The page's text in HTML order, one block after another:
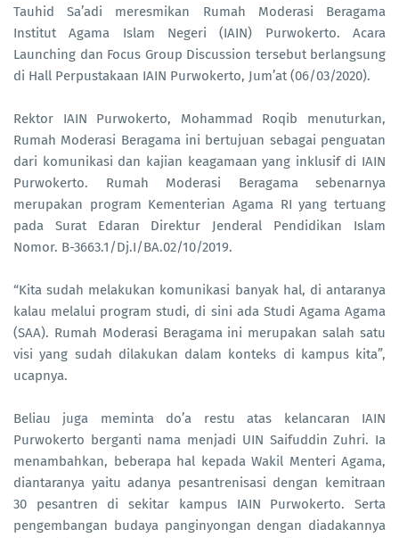
Tauhid Sa’adi meresmikan Rumah Moderasi Beragama
Institut Agama Islam Negeri (IAIN) Purwokerto. Acara
Launching dan Focus Group Discussion tersebut berlangsung
di Hall Perpustakaan IAIN Purwokerto, Jum’at (06/03/2020).
Rektor IAIN Purwokerto, Mohammad Roqib menuturkan,
Rumah Moderasi Beragama ini bertujuan sebagai penguatan
dari komunikasi dan kajian keagamaan yang inklusif di IAIN
Purwokerto. Rumah Moderasi Beragama sebenarnya
merupakan program Kementerian Agama RI yang tertuang
pada Surat Edaran Direktur Jenderal Pendidikan Islam
Nomor. B-3663.1/Dj.I/BA.02/10/2019.
“Kita sudah melakukan komunikasi banyak hal, di antaranya
kalau melalui program studi, di sini ada Studi Agama Agama
(SAA). Rumah Moderasi Beragama ini merupakan salah satu
visi yang sudah dilakukan dalam konteks di kampus kita”,
ucapnya.
Beliau juga meminta do’a restu atas kelancaran IAIN
Purwokerto berganti nama menjadi UIN Saifuddin Zuhri. Ia
menambahkan, beberapa hal kepada Wakil Menteri Agama,
diantaranya yaitu adanya pesantrenisasi dengan kemitraan
30 pesantren di sekitar kampus IAIN Purwokerto. Serta
pengembangan budaya panginyongan dengan diadakannya